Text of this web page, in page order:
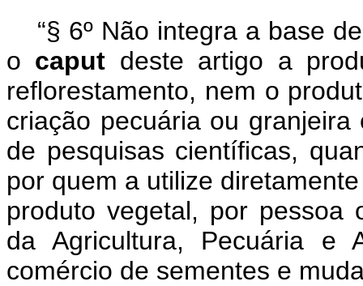
“§ 6º Não integra a base
o caput deste artigo a
reflorestamento, nem o
criação pecuária ou
de pesquisas científicas,
por quem a utilize
produto vegetal, por pessoa
da Agricultura, Pecuária e
comércio de sementes e